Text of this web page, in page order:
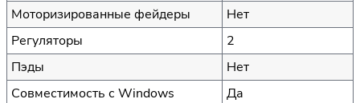
Моторизированные фейдеры
Нет
Регуляторы
2
Пэды
Нет
Совместимость с Windows
Да